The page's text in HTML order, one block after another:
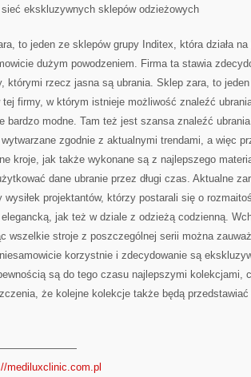
ekskluzywnych sklepów odzieżowych
to jeden ze sklepów grupy Inditex, która działa
dużym powodzeniem. Firma ta stawia
którymi rzecz jasna są ubrania. Sklep zara, to
tej firmy, w którym istnieje możliwość znaleźć
bardzo modne. Tam też jest szansa znaleźć
zgodnie z aktualnymi trendami, a więc
kroje, jak także wykonane są z najlepszego
dane ubranie przez długi czas. Aktualne
wysiłek projektantów, którzy postarali się o
jak też w dziale z odzieżą codzienną.
wszelkie stroje z poszczególnej serii można
korzystnie i zdecydowanie są
są do tego czasu najlepszymi kolekcjami,
że kolejne kolekcje także będą
mediluxclinic.com.pl